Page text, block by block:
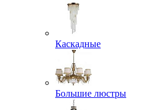
Каскадные
Большие люстры